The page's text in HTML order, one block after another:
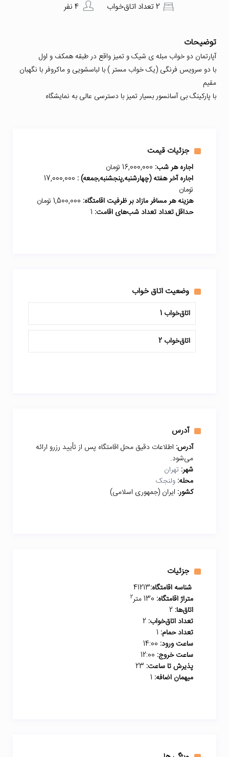
4 نفر
2 تعداد اتاق‌خواب
توضیحات
آپارتمان دو خواب مبله ی شیک و تمیز واقع در طبقه همکف و اول
با دو سرویس فرنگی (یک خواب مستر ) با لباسشویی و ماکروفر با نگهبان
مقیم
با پارکینگ بی آسانسور بسیار تمیز با دسترسی عالی به نمایشگاه
جزئیات قیمت
اجاره هر شب:
اجاره آخر هفته (چهارشنبه,پنجشنبه,جمعه) : 17,000,000
تومان
هزینه هر مسافر مازاد بر ظرفیت اقامتگاه:
حداقل تعداد تعداد شب‌های اقامت:
وضعیت اتاق خواب
اتاق‌خواب 1
اتاق‌خواب 2
آدرس
آدرس: اطلاعات دقیق محل اقامتگاه پس از تأیید رزرو ارائه
می‌شود.
شهر: تهران
محله: ولنجک
کشور: ایران (جمهوری اسلامی)
جزئیات
شناسه اقامتگاه:41213
متراژ اقامتگاه:
2
اتاق‌ها:
تعداد اتاق‌خواب:
تعداد حمام:
ساعت ورود:
ساعت خروج:
پذیرش تا ساعت:
میهمان اضافه: